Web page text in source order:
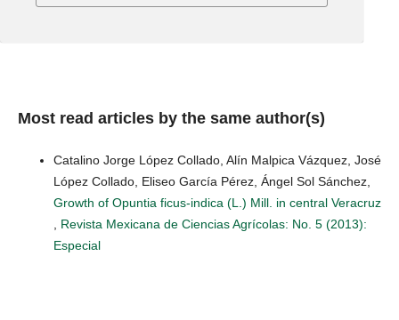
Most read articles by the same author(s)
Catalino Jorge López Collado, Alín Malpica Vázquez, José
López Collado, Eliseo García Pérez, Ángel Sol Sánchez,
Growth of Opuntia ficus-indica (L.) Mill. in central Veracruz
Revista Mexicana de Ciencias Agrícolas: No. 5 (2013):
Especial